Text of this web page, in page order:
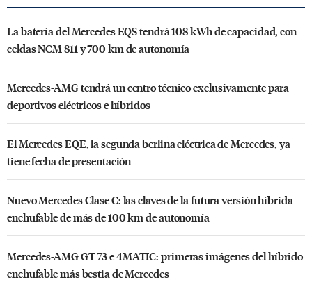
La batería del Mercedes EQS tendrá 108 kWh de capacidad, con
celdas NCM 811 y 700 km de autonomía
Mercedes-AMG tendrá un centro técnico exclusivamente para
deportivos eléctricos e híbridos
El Mercedes EQE, la segunda berlina eléctrica de Mercedes, ya
tiene fecha de presentación
Nuevo Mercedes Clase C: las claves de la futura versión híbrida
enchufable de más de 100 km de autonomía
Mercedes-AMG GT 73 e 4MATIC: primeras imágenes del híbrido
enchufable más bestia de Mercedes